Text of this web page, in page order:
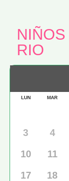
RIO
LUN MAR
3
4
10
11
17
18